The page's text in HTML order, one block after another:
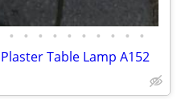
• • • • • • • • • •
Table Lamp A152